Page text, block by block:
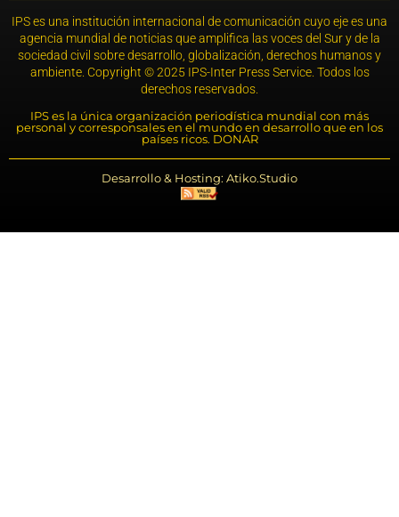
IPS es una institución internacional de comunicación cuyo eje es una
agencia mundial de noticias que amplifica las voces del Sur y de la
sociedad civil sobre desarrollo, globalización, derechos humanos y
ambiente. Copyright © 2025 IPS-Inter Press Service. Todos los
derechos reservados.
IPS es la única organización periodística mundial con más
personal y corresponsales en el mundo en desarrollo que en los
países ricos. DONAR
Desarrollo & Hosting: Atiko.Studio